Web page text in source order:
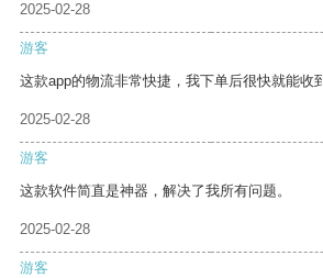
2025-02-28
游客
这款app的物流非常快捷，我下单后很快就能收
2025-02-28
游客
这款软件简直是神器，解决了我所有问题。
2025-02-28
游客